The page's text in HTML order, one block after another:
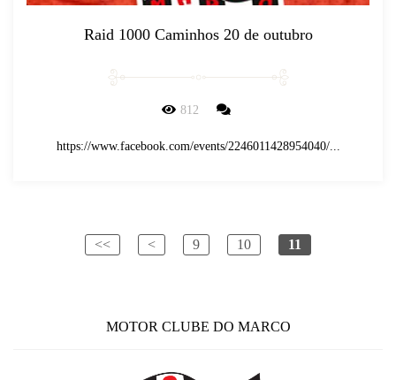
Raid 1000 Caminhos 20 de outubro
812
https://www.facebook.com/events/2246011428954040/...
<< < 9 10 11
MOTOR CLUBE DO MARCO